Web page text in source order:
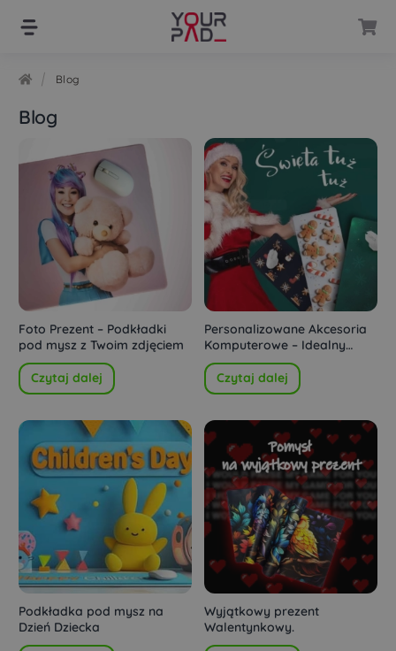
Przejdź
nawigacji
Przejdź
treści
Blog
Blog
Foto Prezent – Podkładki
pod mysz z Twoim zdjęciem
Czytaj dalej
Personalizowane Akcesoria
Komputerowe – Idealny
Prezent dla Miłośnika
Technologii
Czytaj dalej
Podkładka pod mysz na
Dzień Dziecka
Wyjątkowy prezent
Walentynkowy.